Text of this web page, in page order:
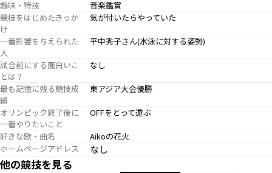
趣味・特技
音楽鑑賞
競技をはじめたきっか
け
気が付いたらやっていた
一番影響を与えられた
人
平中秀子さん(水泳に対する姿勢)
試合前にする面白いこ
とは？
なし
最も記憶に残る競技成
績
東アジア大会優勝
オリンピック終了後に
一番やりたいこと
OFFをとって遊ぶ
好きな歌・曲名
Aikoの花火
ホームページアドレス
なし
他の競技を見る